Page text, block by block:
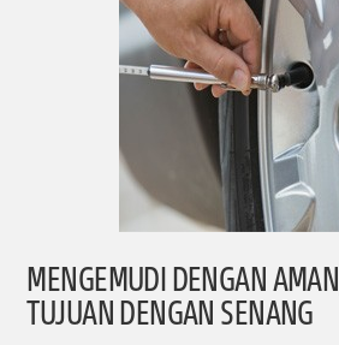
MENGEMUDI DENGAN
TUJUAN DENGAN SENANG